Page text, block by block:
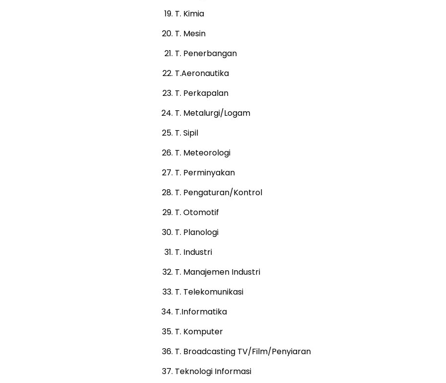
T. Kimia
T. Mesin
T. Penerbangan
T.Aeronautika
T. Perkapalan
T. Metalurgi/Logam
T. Sipil
T. Meteorologi
T. Perminyakan
T. Pengaturan/Kontrol
T. Otomotif
T. Planologi
T. Industri
T. Manajemen Industri
T. Telekomunikasi
T.Informatika
T. Komputer
T. Broadcasting TV/Film/Penyiaran
Teknologi Informasi